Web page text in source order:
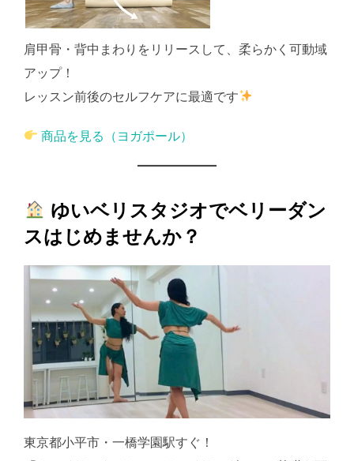
肩甲骨・背中まわりをリリースして、柔らかく可動域
アップ！
レッスン前後のセルフケアに最適です
商品を見る（ヨガポール）
ゆいベリスタジオでベリーダン
スはじめませんか？
東京都小平市・一橋学園駅すぐ！